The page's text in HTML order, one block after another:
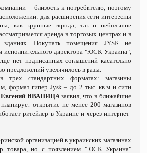
– близость к потребителю, поэтому
для расширения сети интересны
как крупные города, так и небольшие
аренда в торговых центрах и в
зданиях. Покупать помещения JYSK не
исполнительного директора "ЮСК Украина",
нет подписанных соглашений касательно
предложений увеличилось в разы.
трех стандартных форматах: магазины
формат гипер Jysk – до 2 тыс. кв.м и сити
Евгений ИВАНИЦА заявил, что в ближайшие
открытие не менее 200 магазинов
ритейлер в Украине и через интернет-
организацией в украинских магазинах
товара, но с появлением "ЮСК Украина"